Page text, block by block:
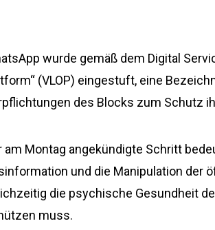
wurde gemäß dem Digital
(VLOP) eingestuft, eine
des Blocks zum Schutz
am Montag angekündigte Schritt
und die Manipulation der
die psychische Gesundheit
muss.